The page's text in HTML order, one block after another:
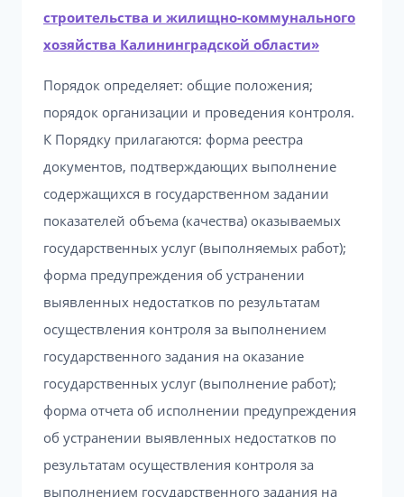
строительства и жилищно-коммунального
хозяйства Калининградской области»
Порядок определяет: общие положения;
порядок организации и проведения контроля.
К Порядку прилагаются: форма реестра
документов, подтверждающих выполнение
содержащихся в государственном задании
показателей объема (качества) оказываемых
государственных услуг (выполняемых работ);
форма предупреждения об устранении
выявленных недостатков по результатам
осуществления контроля за выполнением
государственного задания на оказание
государственных услуг (выполнение работ);
форма отчета об исполнении предупреждения
об устранении выявленных недостатков по
результатам осуществления контроля за
выполнением государственного задания на